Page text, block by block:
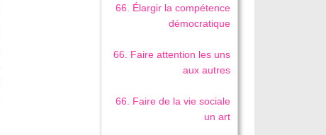
66. Élargir la compétence
démocratique
66. Faire attention les uns
aux autres
66. Faire de la vie sociale
un art